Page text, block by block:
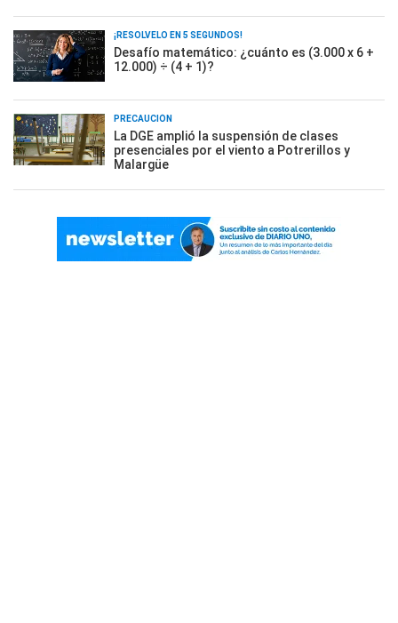
¡RESOLVELO EN 5 SEGUNDOS!
Desafío matemático: ¿cuánto es (3.000 x 6 +
12.000) ÷ (4 + 1)?
PRECAUCIÓN
La DGE amplió la suspensión de clases
presenciales por el viento a Potrerillos y
Malargüe